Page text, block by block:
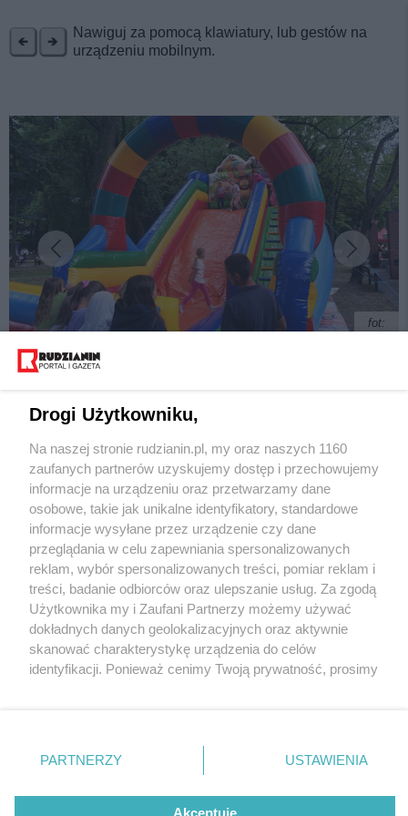
Nawiguj za pomocą klawiatury, lub gestów na
urządzeniu mobilnym.
fot:
Śląskiej [FOTORELACJA]
4 / 18
Kino letnie2
Wydawca mediów
Nie zapomnij
zapoznać się z:
polityką prywatności regulamin korzystania z portali
Twojemiasto
Piekary Śląskie
Chorzów
Tarnowskie Góry
Gliwice
Skontakuj sięz nami
Kontakt
Wydawca
Redakcja
Drogi Użytkowniku,
Na naszej stronie rudzianin.pl, my oraz naszych 1160
zaufanych partnerów uzyskujemy dostęp i przechowujemy
informacje na urządzeniu oraz przetwarzamy dane
osobowe, takie jak unikalne identyfikatory, standardowe
informacje wysyłane przez urządzenie czy dane
przeglądania w celu zapewniania spersonalizowanych
reklam, wybór spersonalizowanych treści, pomiar reklam i
treści, badanie odbiorców oraz ulepszanie usług. Za zgodą
Użytkownika my i Zaufani Partnerzy możemy używać
dokładnych danych geolokalizacyjnych oraz aktywnie
skanować charakterystykę urządzenia do celów
identyfikacji. Ponieważ cenimy Twoją prywatność, prosimy
prywatności znajdujący się w lewym dolnym rogu strony
. Niektóre rodzaje przetwarzania danych nie wymagają
zgody użytkownika, ale masz prawo sprzeciwić się
takiemu przetwarzaniu. Preferencje będą miały
PARTNERZY USTAWIENIA
Akceptuję